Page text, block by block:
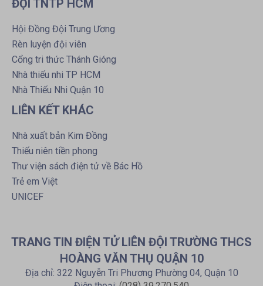
ĐỘI TNTP HCM
Hội Đồng Đội Trung Ương
Rèn luyện đội viên
Cổng tri thức Thánh Gióng
Nhà thiếu nhi TP HCM
Nhà Thiếu Nhi Quận 10
LIÊN KẾT KHÁC
Nhà xuất bản Kim Đồng
Thiếu niên tiền phong
Thư viện sách điện tử về Bác Hồ
Trẻ em Việt
UNICEF
TRANG TIN ĐIỆN TỬ LIÊN ĐỘI TRƯỜNG THCS
HOÀNG VĂN THỤ QUẬN 10
Địa chỉ: 322 Nguyễn Tri Phương Phường 04, Quận 10